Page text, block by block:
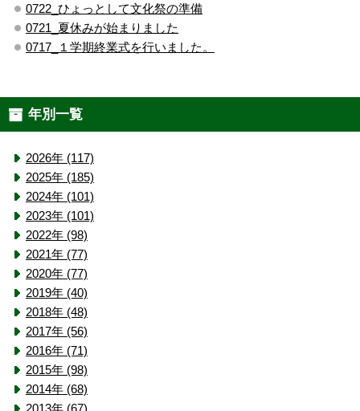
0722_ひょっとして文化祭の準備
0721_夏休みが始まりました
0717_１学期終業式を行いました。
年別一覧
2026年 (117)
2025年 (185)
2024年 (101)
2023年 (101)
2022年 (98)
2021年 (77)
2020年 (77)
2019年 (40)
2018年 (48)
2017年 (56)
2016年 (71)
2015年 (98)
2014年 (68)